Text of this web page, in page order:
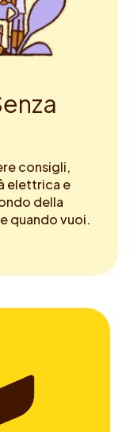
consigli,
elettrica e
della
quando vuoi.